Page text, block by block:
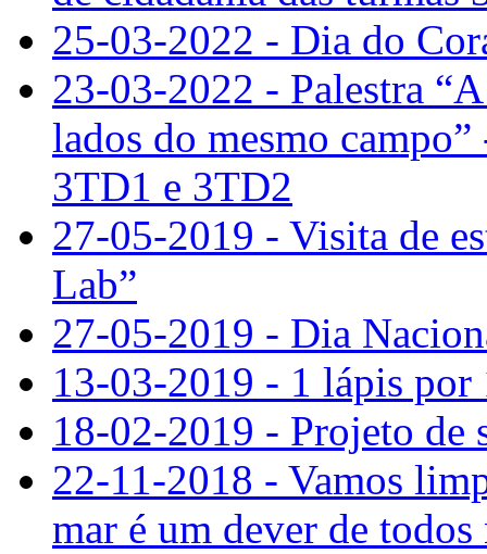
25-03-2022 - Dia do
23-03-2022 - Palestra
lados do mesmo
3TD1 e 3TD2
27-05-2019 - Visita de
Lab”
27-05-2019 - Dia
13-03-2019 - 1 lápis por
18-02-2019 - Projeto de
22-11-2018 - Vamos
mar é um dever de todos